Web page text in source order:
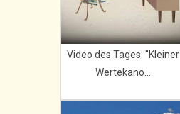
Video des Tages: "Kleiner
Wertekano...